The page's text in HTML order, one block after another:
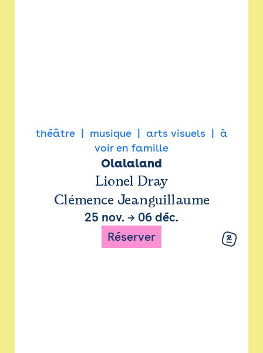
théâtre musique arts visuels
à
voir en famille
Olalaland
Lionel Dray
Clémence Jeanguillaume
25 nov. → 06 déc.
Réserver